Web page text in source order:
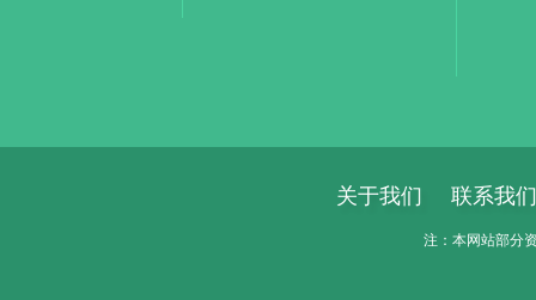
关于我们 联系我们
注：本网站部分